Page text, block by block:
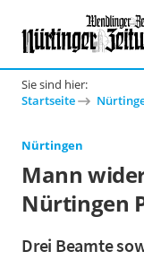
Sie sind hier:
Startseite
Nürtingen
Mann
Nürtingen
Drei Beamte